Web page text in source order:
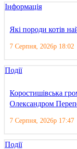
Інформація
Які породи котів
7 Серпня, 2026р 18:02
Події
Коростишівська
Олександром
7 Серпня, 2026р 17:47
Події